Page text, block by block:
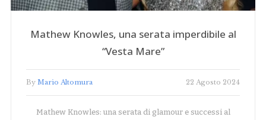
Mathew Knowles, una serata imperdibile al
“Vesta Mare”
By Mario Altomura 22 Agosto 2024
Mathew Knowles: una serata di glamour e successi al